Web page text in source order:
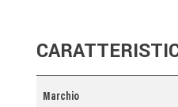
Marchio